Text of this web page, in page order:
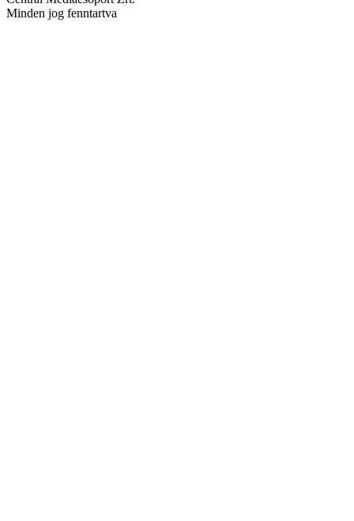
Minden jog fenntartva